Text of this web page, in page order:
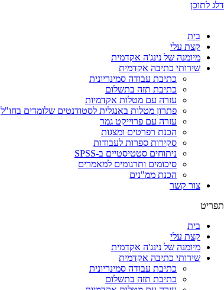
דלג לתוכן
בית
קצת עלי
מיומנה של נינג'ה אקדמית
שירותי כתיבה אקדמית
כתיבת עבודה סמינריונית
כתיבת תזה בתשלום
עזרה עם מטלות אקדמיות
פתרון מטלות באנגלית לסטודנטים שלומדים בחו"ל
עזרה עם פרוייקט גמר
הכנת רפרטים ומצגות
סקירות ספרות לעבודות
ניתוחים סטטיסטיים ב-SPSS
סיכומים ותרגומים למאמרים
הכנת ממ"נים
צור קשר
תפריט
בית
קצת עלי
מיומנה של נינג'ה אקדמית
שירותי כתיבה אקדמית
כתיבת עבודה סמינריונית
כתיבת תזה בתשלום